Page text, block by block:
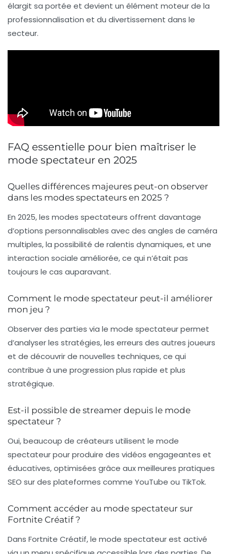
élargit sa portée et devient un élément moteur de la
professionnalisation et du divertissement dans le
secteur.
FAQ essentielle pour bien maîtriser le
mode spectateur en 2025
Quelles différences majeures peut-on observer
dans les modes spectateurs en 2025 ?
En 2025, les modes spectateurs offrent davantage
d’options personnalisables avec des angles de caméra
multiples, la possibilité de ralentis dynamiques, et une
interaction sociale améliorée, ce qui n’était pas
toujours le cas auparavant.
Comment le mode spectateur peut-il améliorer
mon jeu ?
Observer des parties via le mode spectateur permet
d’analyser les stratégies, les erreurs des autres joueurs
et de découvrir de nouvelles techniques, ce qui
contribue à une progression plus rapide et plus
stratégique.
Est-il possible de streamer depuis le mode
spectateur ?
Oui, beaucoup de créateurs utilisent le mode
spectateur pour produire des vidéos engageantes et
éducatives, optimisées grâce aux meilleures pratiques
SEO sur des plateformes comme YouTube ou TikTok.
Comment accéder au mode spectateur sur
Fortnite Créatif ?
Dans Fortnite Créatif, le mode spectateur est activé